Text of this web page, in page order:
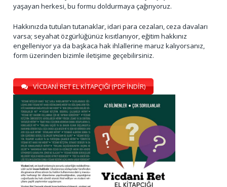
yaşayan herkesi, bu formu doldurmaya çağırıyoruz.
Hakkınızda tutulan tutanaklar, idari para cezaları, ceza davaları
varsa; seyahat özgürlüğünüz kısıtlanıyor, eğitim hakkınız
engelleniyor ya da başkaca hak ihlallerine maruz kalıyorsanız,
form üzerinden bizimle iletişime geçebilirsiniz.
VİCDANİ RET EL KİTAPÇIĞI (PDF İNDİR)